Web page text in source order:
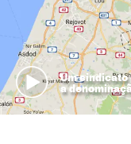
Um sindicato
a